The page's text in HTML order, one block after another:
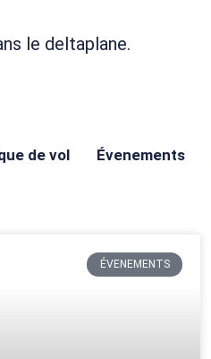
le deltaplane.
de vol Évenements
ÉVENEMENTS